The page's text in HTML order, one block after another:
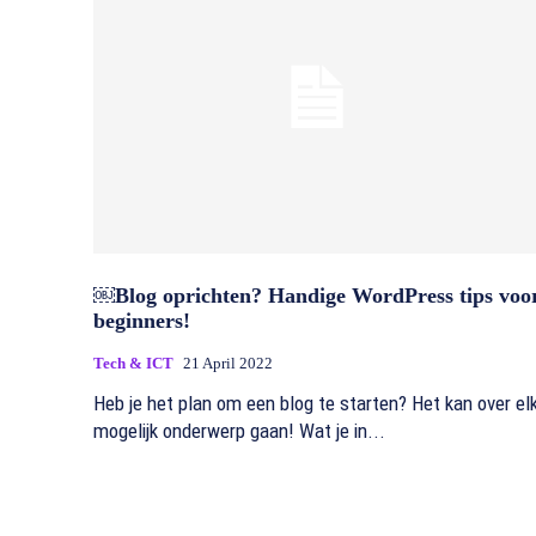
￼Blog oprichten? Handige WordPress tips
beginners!
Tech & ICT 21 April 2022
Heb je het plan om een blog te starten? Het kan over
mogelijk onderwerp gaan! Wat je in...